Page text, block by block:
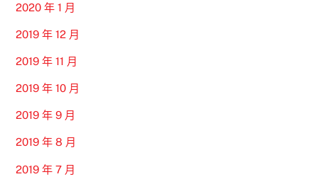
2020 年 1 月
2019 年 12 月
2019 年 11 月
2019 年 10 月
2019 年 9 月
2019 年 8 月
2019 年 7 月